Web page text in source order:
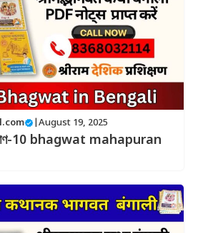
August 19, 2025
পুরাণ-10 bhagwat mahapuran